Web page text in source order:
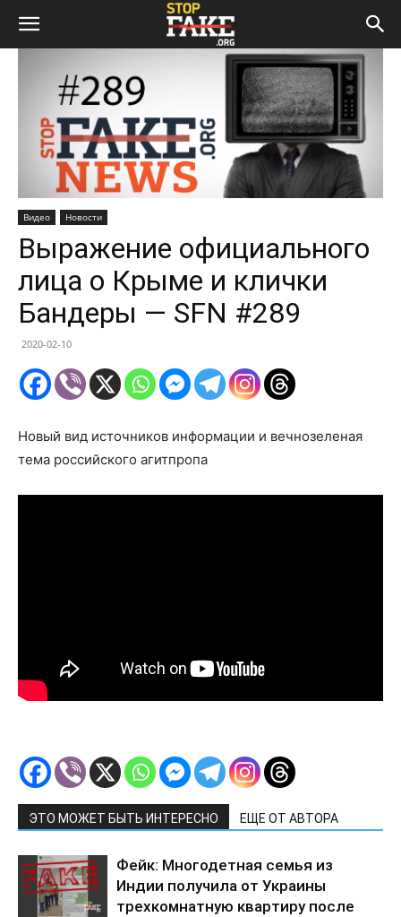
Видео Новости
Выражение официального
лица о Крыме и клички
Бандеры — SFN #289
2020-02-10
Новый вид источников информации и вечнозеленая
тема российского агитпропа
ЭТО МОЖЕТ БЫТЬ ИНТЕРЕСНО ЕЩЕ ОТ АВТОРА
Фейк: Многодетная семья из
Индии получила от Украины
трехкомнатную квартиру после